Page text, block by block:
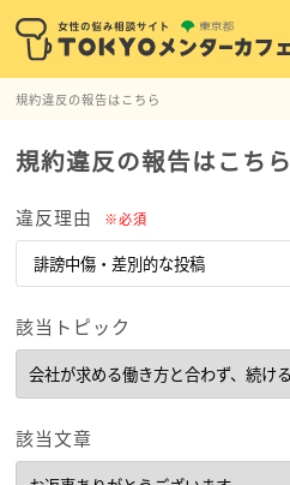
規約違反の報告はこちら
規約違反の報告はこちら
違反理由 ※必須
該当トピック
該当文章